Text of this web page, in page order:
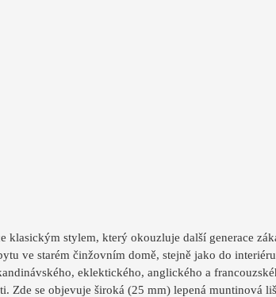
stylem, který okouzluje další generace
ve starém činžovním domě, stejně jako do
eklektického, anglického a
se objevuje široká (25 mm) lepená muntinová